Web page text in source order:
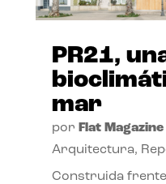
PR21,
mar
por Flat Magazine|
Arquitectura,
Construida